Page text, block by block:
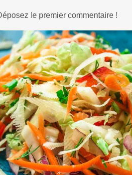
le premier commentaire !